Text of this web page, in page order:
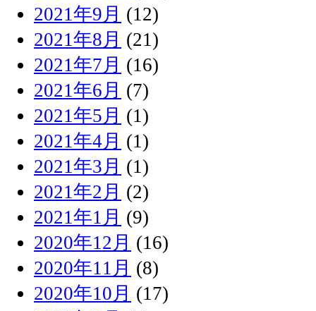
2021年9月 (12)
2021年8月 (21)
2021年7月 (16)
2021年6月 (7)
2021年5月 (1)
2021年4月 (1)
2021年3月 (1)
2021年2月 (2)
2021年1月 (9)
2020年12月 (16)
2020年11月 (8)
2020年10月 (17)